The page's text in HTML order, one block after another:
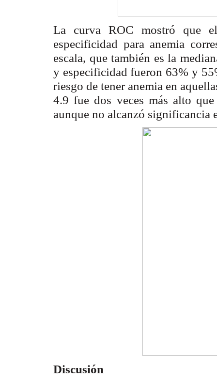
La curva ROC mostró que
especificidad para anemia
escala, que también es la
y especificidad fueron 63% y
riesgo de tener anemia en
4.9 fue dos veces más alto
aunque no alcanzó significancia
Discusión